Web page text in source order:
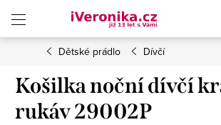
obsah
Dětské prádlo Dívčí
Košilka noční dívčí
rukáv 29002P